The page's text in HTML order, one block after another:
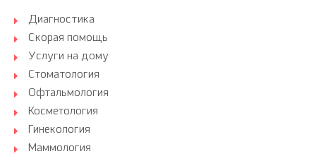
Диагностика
Скорая помощь
Услуги на дому
Стоматология
Офтальмология
Косметология
Гинекология
Маммология